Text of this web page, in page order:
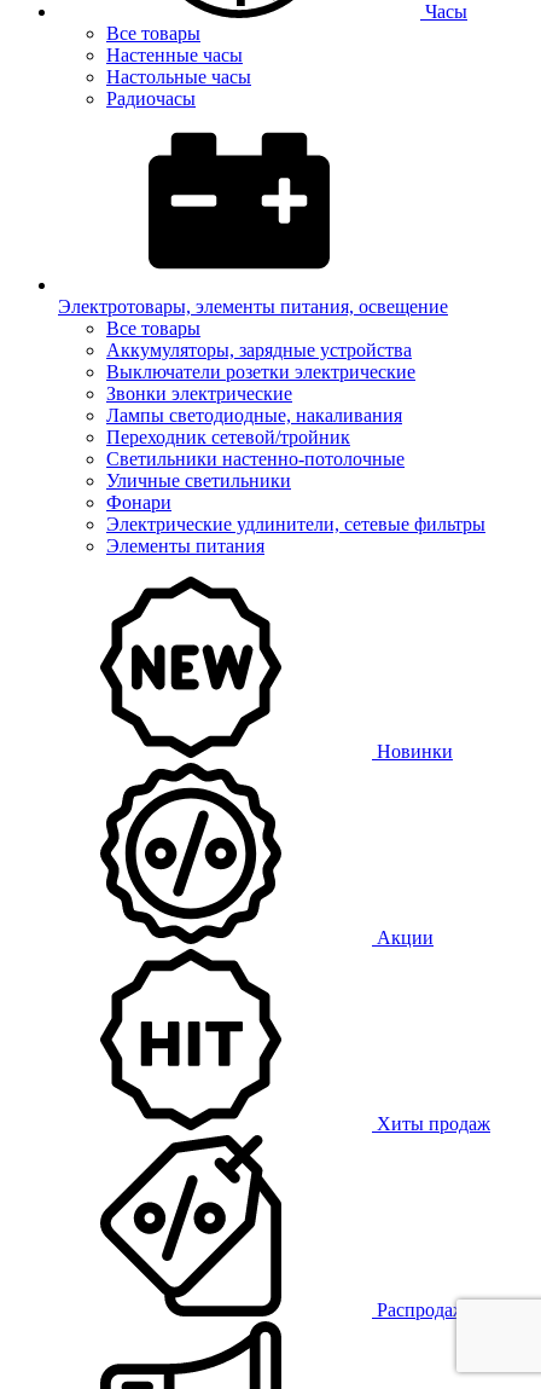
Часы
Все товары
Настенные часы
Настольные часы
Радиочасы
Электротовары, элементы питания, освещение
Все товары
Аккумуляторы, зарядные устройства
Выключатели розетки электрические
Звонки электрические
Лампы светодиодные, накаливания
Переходник сетевой/тройник
Светильники настенно-потолочные
Уличные светильники
Фонари
Электрические удлинители, сетевые фильтры
Элементы питания
Новинки
Акции
Хиты продаж
Распродажа